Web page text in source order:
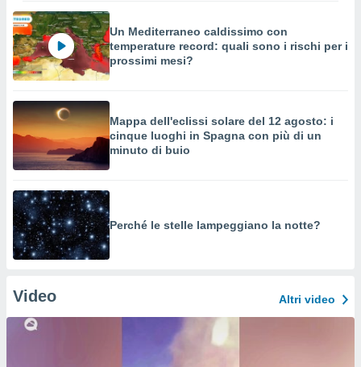
Un Mediterraneo caldissimo con
temperature record: quali sono i rischi per i
prossimi mesi?
Mappa dell'eclissi solare del 12 agosto: i
cinque luoghi in Spagna con più di un
minuto di buio
Perché le stelle lampeggiano la notte?
Video Altri video